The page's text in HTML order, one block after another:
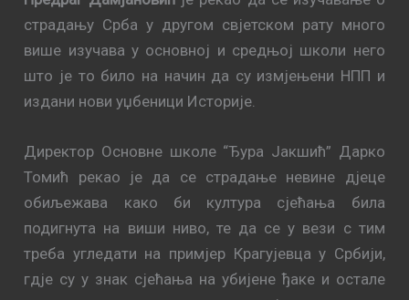
страдању Срба у другом свјетском рату много
више изучава у основној и средњој школи него
што је то било на начин да су измјењени НПП и
издани нови уџбеници Историје.
Директор Основне школе “Ђура Јакшић” Дарко
Томић рекао је да се страдање невине дјеце
обиљежава како би култура сјећања била
подигнута на виши ниво, те да се у вези с тим
треба угледати на примјер Крагујевца у Србији,
гдје су у знак сјећања на убијене ђаке и остале